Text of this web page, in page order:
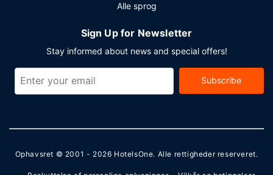
Alle sprog
Sign Up for Newsletter
Stay informed about news and special offers!
Subscribe
Ophavsret © 2001 - 2026 HotelsOne. Alle rettigheder reserveret.